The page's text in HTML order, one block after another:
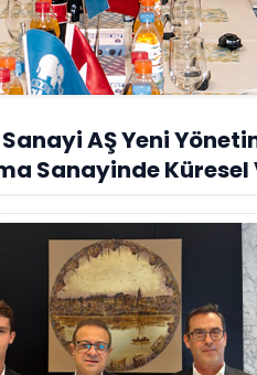
AŞ Yeni
Sanayinde